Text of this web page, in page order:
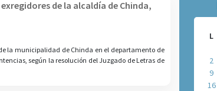
de la alcaldía de Chinda,
la municipalidad de Chinda en el departamento de
según la resolución del Juzgado de Letras de
L
2
9
16